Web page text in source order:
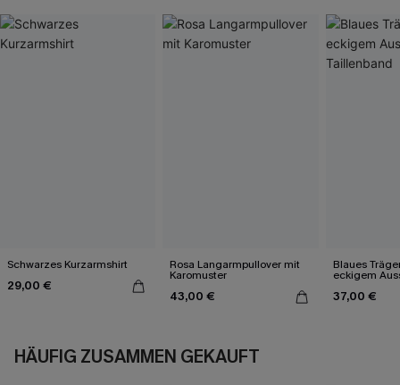
Schwarzes Kurzarmshirt
29,00 €
Rosa Langarmpullover mit
Karomuster
43,00 €
Blaues
eckigem
Taillenband
37,00 €
HÄUFIG ZUSAMMEN GEKAUFT